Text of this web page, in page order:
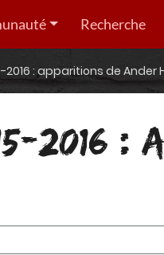
Recherche
2016 : apparitions de Ander
2016 :